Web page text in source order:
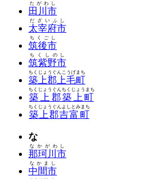
田川市
たがわし
太宰府市
だざいふし
筑後市
ちくごし
筑紫野市
ちくしのし
築上郡上毛町
ちくじょうぐんこうげまち
築上郡築上町
ちくじょうぐんちくじょうまち
築上郡吉富町
ちくじょうぐんよしとみまち
な
那珂川市
なかがわし
中間市
なかまし